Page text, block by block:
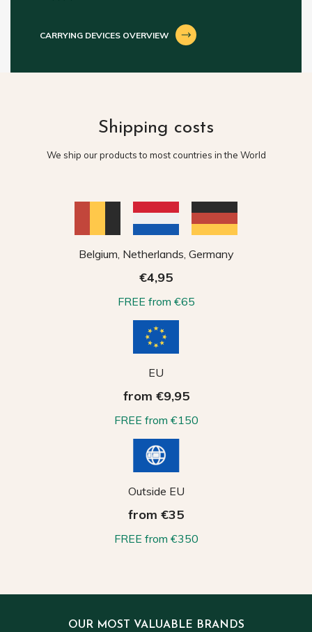
CARRYING DEVICES OVERVIEW
Shipping costs
We ship our products to most countries in the World
Belgium, Netherlands, Germany
€4,95
FREE from €65
EU
from €9,95
FREE from €150
Outside EU
from €35
FREE from €350
OUR MOST VALUABLE BRANDS